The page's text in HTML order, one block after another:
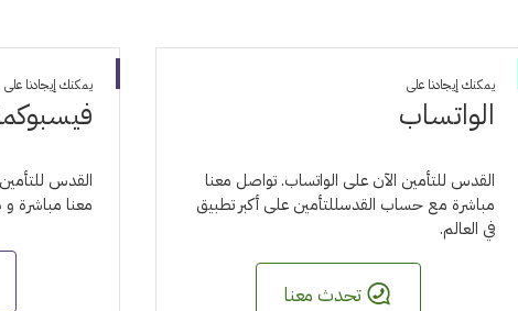
يمكنك إيجادنا على
الواتساب
القدس للتأمين الآن على الواتساب. تواصل معنا
مباشرة مع حساب القدسللتأمين على أكبر تطبيق
في العالم.
تحدث معنا
يمكنك إيجادنا على
فيسبوك
القدس
معنا مباشرة